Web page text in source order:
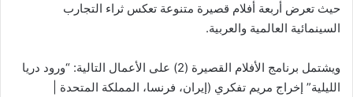
حيث تعرض أربعة أفلام قصيرة متنوعة تعكس ثراء التجارب
السينمائية العالمية والعربية.
ويشتمل برنامج الأفلام القصيرة (2) على الأعمال التالية: “ورود دريا
الليلية” إخراج مريم تفكري (إيران، فرنسا، المملكة المتحدة |